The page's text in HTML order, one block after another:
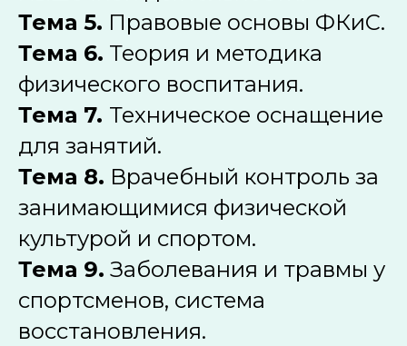
Тема 5. Правовые основы ФКиС.
Тема 6. Теория и методика
физического воспитания.
Тема 7. Техническое оснащение
для занятий.
Тема 8. Врачебный контроль за
занимающимися физической
культурой и спортом.
Тема 9. Заболевания и травмы у
спортсменов, система
восстановления.